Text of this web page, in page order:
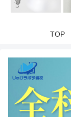
TOP